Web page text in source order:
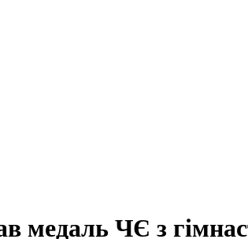
медаль ЧЄ з